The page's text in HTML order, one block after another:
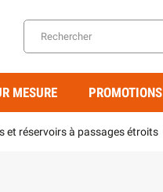
MESURE PROMOTIONS
et réservoirs à passages étroits